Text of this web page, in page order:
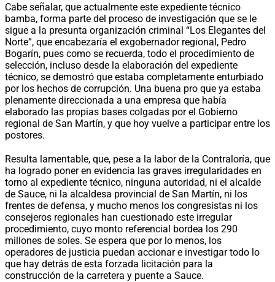
Cabe señalar, que actualmente este expediente técnico
bamba, forma parte del proceso de investigación que se le
sigue a la presunta organización criminal “Los Elegantes del
Norte”, que encabezaría el exgobernador regional, Pedro
Bogarín, pues como se recuerda, todo el procedimiento de
selección, incluso desde la elaboración del expediente
técnico, se demostró que estaba completamente enturbiado
por los hechos de corrupción. Una buena pro que ya estaba
plenamente direccionada a una empresa que había
elaborado las propias bases colgadas por el Gobierno
regional de San Martín, y que hoy vuelve a participar entre los
postores.
Resulta lamentable, que, pese a la labor de la Contraloría, que
ha logrado poner en evidencia las graves irregularidades en
torno al expediente técnico, ninguna autoridad, ni el alcalde
de Sauce, ni la alcaldesa provincial de San Martín, ni los
frentes de defensa, y mucho menos los congresistas ni los
consejeros regionales han cuestionado este irregular
procedimiento, cuyo monto referencial bordea los 290
millones de soles. Se espera que por lo menos, los
operadores de justicia puedan accionar e investigar todo lo
que hay detrás de esta forzada licitación para la
construcción de la carretera y puente a Sauce.